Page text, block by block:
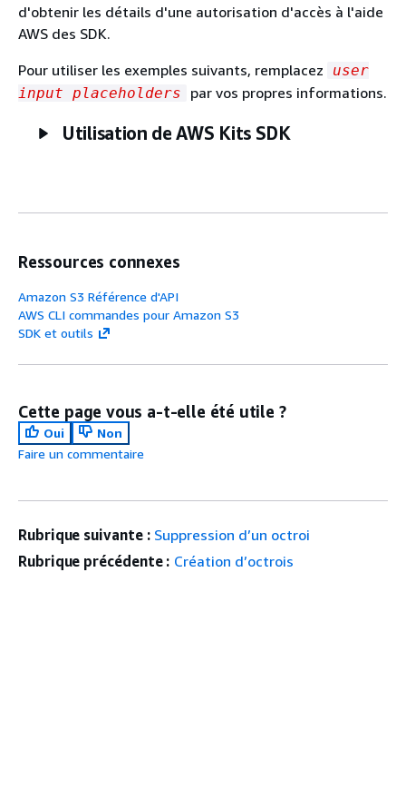
d'obtenir les détails d'une autorisation d'accès à l'aide
AWS des SDK.
Pour utiliser les exemples suivants, remplacez
user
input placeholders
par vos propres informations.
Utilisation de AWS Kits SDK
Ressources connexes
Amazon S3 Référence d'API
AWS CLI commandes pour Amazon S3
SDK et outils
Cette page vous a-t-elle été utile ?
Oui
Non
Faire un commentaire
Rubrique suivante : Suppression d’un octroi
Rubrique précédente : Création d’octrois